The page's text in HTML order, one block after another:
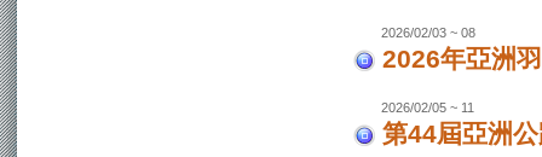
2026/02/03 ~ 08
2026年亞洲
2026/02/05 ~ 11
第44屆亞洲